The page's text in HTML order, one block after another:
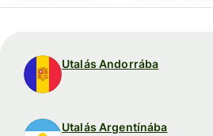
Utalás Andorrába
Utalás Argentínába